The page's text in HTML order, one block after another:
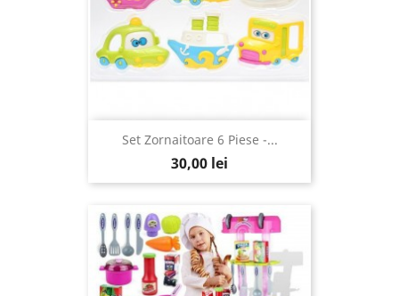
Set Zornaitoare 6 Piese -...
30,00 lei